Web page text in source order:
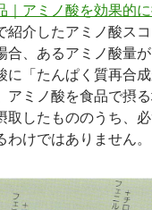
｜アミノ酸を効果的
紹介したアミノ酸ス
合、あるアミノ酸量
に「たんぱく質再合
アミノ酸を食品で摂
取したもののうち、
けではありません。